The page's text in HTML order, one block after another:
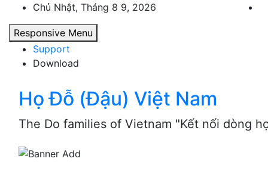
content
Chủ Nhật, Tháng 8 9, 2026
Responsive Menu
Support
Download
Họ Đỗ (Đậu) Việt Nam
The Do families of Vietnam "Kết nối dòng